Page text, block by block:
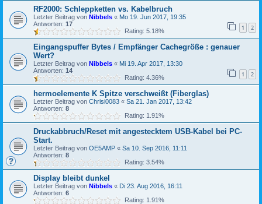
RF2000: Schleppketten vs. Kabelbruch
Letzter Beitrag von Nibbels « Mo 19. Jun 2017, 19:35
Antworten: 17 1 2
Rating: 5.18%
Eingangspuffer Bytes / Empfänger Cachegröße : genauer
Wert?
Letzter Beitrag von Nibbels « Mi 19. Apr 2017, 13:30
Antworten: 14 1 2
Rating: 4.36%
hermoelemente K Spitze verschweißt (Fiberglas)
Letzter Beitrag von Chrisi0083 « Sa 21. Jan 2017, 13:42
Antworten: 8
Rating: 1.91%
Druckabbruch/Reset mit angestecktem USB-Kabel bei PC-
Start.
Letzter Beitrag von OE5AMP « Sa 10. Sep 2016, 11:11
Antworten: 8
Rating: 3.54%
Display bleibt dunkel
Letzter Beitrag von Nibbels « Di 23. Aug 2016, 16:11
Antworten: 6
Rating: 1.91%